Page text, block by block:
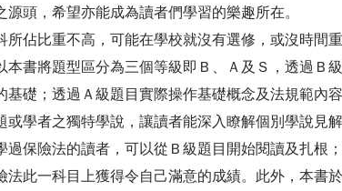
頭，希望亦能成為讀者們學習的樂趣所在。
佔比重不高，可能在學校就沒有選修，或沒時間
書將題型區分為三個等級即Ｂ、Ａ及Ｓ，透過Ｂ
礎；透過Ａ級題目實際操作基礎概念及法規範內
學者之獨特學說，讓讀者能深入瞭解個別學說見解
保險法的讀者，可以從Ｂ級題目開始閱讀及扎根
此一科目上獲得令自己滿意的成績。此外，本書